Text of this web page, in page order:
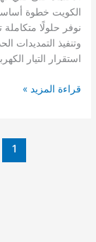
الكويت خطوة
نوفر حلولًا متكاملة
وتنفيذ التمديدات
استقرار التيار
فني
قراءة المزيد »
1